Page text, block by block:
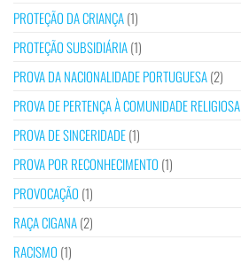
PROTEÇÃO DA CRIANÇA(1)
PROTEÇÃO SUBSIDIÁRIA(1)
PROVA DA NACIONALIDADE PORTUGUESA(2)
PROVA DE PERTENÇA À COMUNIDADE RELIGIOSA
PROVA DE SINCERIDADE(1)
PROVA POR RECONHECIMENTO (1)
PROVOCAÇÃO (1)
RAÇA CIGANA(2)
RACISMO (1)